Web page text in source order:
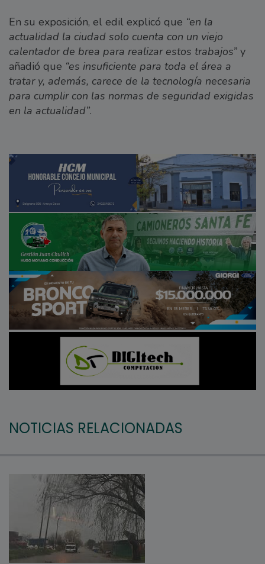
En su exposición, el edil explicó que “en la
actualidad la ciudad solo cuenta con un viejo
calentador de brea para realizar estos trabajos” y
añadió que “es insuficiente para toda el área a
tratar y, además, carece de la tecnología necesaria
para cumplir con las normas de seguridad exigidas
en la actualidad”.
NOTICIAS RELACIONADAS